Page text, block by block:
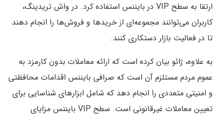
ارتقا به سطح VIP در بایننس استفاده کرد. در واش تریدینگ،
کاربران می‌توانند مجموعه‌ای از خریدها و فروش‌ها را انجام دهند
تا در فعالیت بازار دستکاری کنند.
به علاوه، ژائو بیان کرده است که ارائه معاملات بدون کارمزد به
عموم مردم مستلزم آن است که صرافی بایننس اقدامات محافظتی
و امنیتی متعددی را انجام دهد که شامل ابزارهای شناسایی برای
تعیین معاملات غیرقانونی است. سطح VIP بایننس مزایای